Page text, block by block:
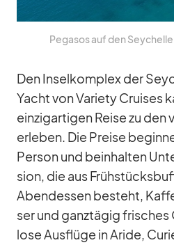
Pe­gasos auf den
Den In­sel­kom­plex der
Yacht von Va­riety Crui­ses
ein­zig­ar­ti­gen Reise zu den
er­le­ben. Die Preise
Per­son und be­inhal­ten
sion, die aus
Abend­essen be­steht,
ser und ganz­tä­gig
lose Aus­flüge in Aride,